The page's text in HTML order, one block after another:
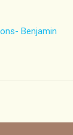
Benjamin